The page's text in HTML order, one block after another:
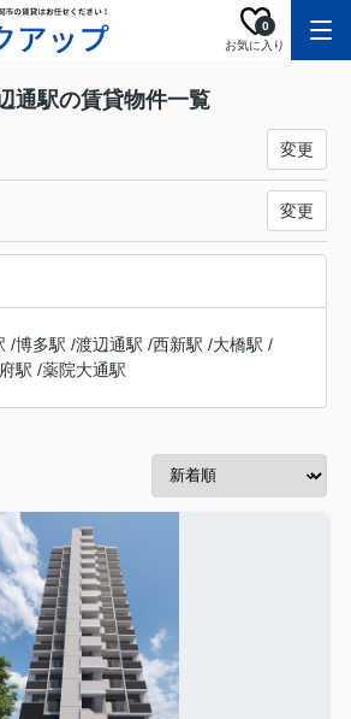
お気に入り
0
通駅の賃貸物件一覧
変更
変更
/博多駅 /渡辺通駅 /西新駅 /大橋駅 /
駅 /薬院大通駅